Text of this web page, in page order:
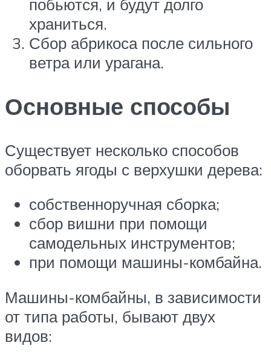
побьются, и будут долго
храниться.
Сбор абрикоса после сильного
ветра или урагана.
Основные способы
Существует несколько способов
оборвать ягоды с верхушки дерева:
собственноручная сборка;
сбор вишни при помощи
самодельных инструментов;
при помощи машины-комбайна.
Машины-комбайны, в зависимости
от типа работы, бывают двух
видов: